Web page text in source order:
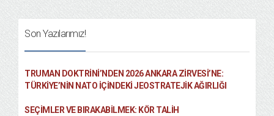
Son Yazılarımız!
TRUMAN DOKTRINI’NDEN 2026 ANKARA ZIRVESI’NE:
TÜRKIYE’NIN NATO İÇINDEKI JEOSTRATEJIK AĞIRLIĞI
SEÇIMLER VE BIRAKABILMEK: KÖR TALIH